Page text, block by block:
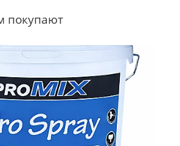
покупают